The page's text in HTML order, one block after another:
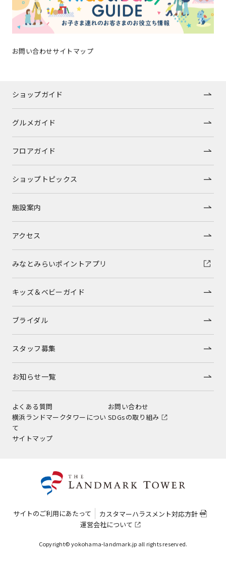
お問い合わせサイトマップ
ショップガイド
グルメガイド
フロアガイド
ショップトピックス
施設案内
アクセス
みなとみらいポイントアプリ
キッズ＆ベビーガイド
ブライダル
スタッフ募集
お知らせ一覧
よくある質問
お問い合わせ
横浜ランドマークタワーについ
て
SDGsの取り組み
サイトマップ
サイトのご利用にあたって
カスタマーハラスメント対応方針
運営会社について
Copyright© yokohama-landmark.jp all rights reserved.